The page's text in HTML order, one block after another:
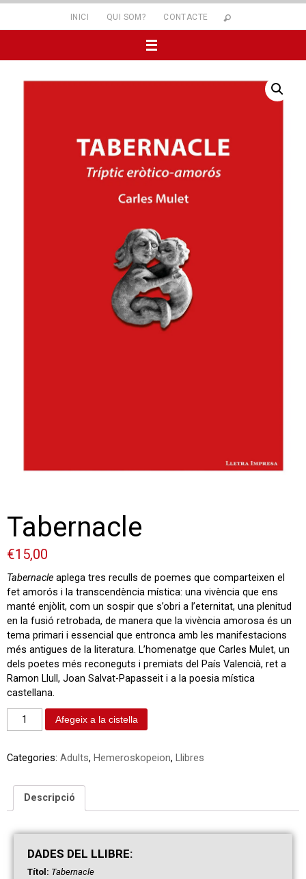
INICI QUI SOM? CONTACTE
Tabernacle
€15,00
Tabernacle aplega tres reculls de poemes que comparteixen el
fet amorós i la transcendència mística: una vivència que ens
manté enjòlit, com un sospir que s’obri a l’eternitat, una plenitud
en la fusió retrobada, de manera que la vivència amorosa és un
tema primari i essencial que entronca amb les manifestacions
més antigues de la literatura. L’homenatge que Carles Mulet, un
dels poetes més reconeguts i premiats del País Valencià, ret a
Ramon Llull, Joan Salvat-Papasseit i a la poesia mística
castellana.
Afegeix a la cistella
Categories: Adults, Hemeroskopeion, Llibres
Descripció
DADES DEL LLIBRE:
Títol: Tabernacle